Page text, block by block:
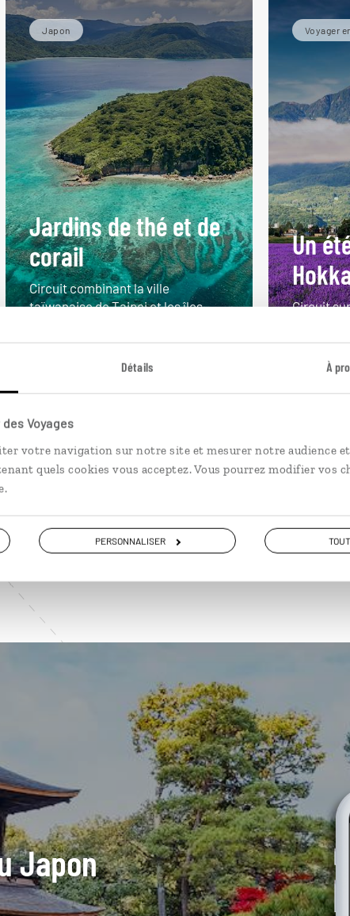
Détails À
Voyages
votre navigation sur notre site et mesurer notre audience
quels cookies vous acceptez. Vous pourrez modifier vos
PERSONNALISER
Japon
Jardins de thé et de
corail
Circuit combinant la ville
taïwanaise de Taipei et les îles
16 jours / 13 nuits
Voyager
Un
Circuit
15 jours
Japon